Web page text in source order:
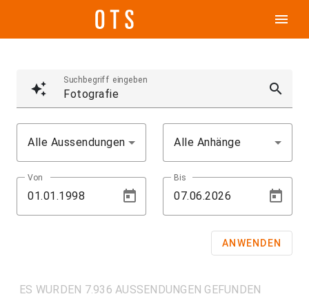
menu
auto_awesome
Suchbegriff eingeben
search
Alle Aussendungen Alle Anhänge
Von Bis
ANWENDEN
ES WURDEN 7.936 AUSSENDUNGEN GEFUNDEN